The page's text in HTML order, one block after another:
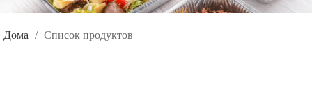
О НАС
РЕШЕНИЯ
Дома / Список продуктов